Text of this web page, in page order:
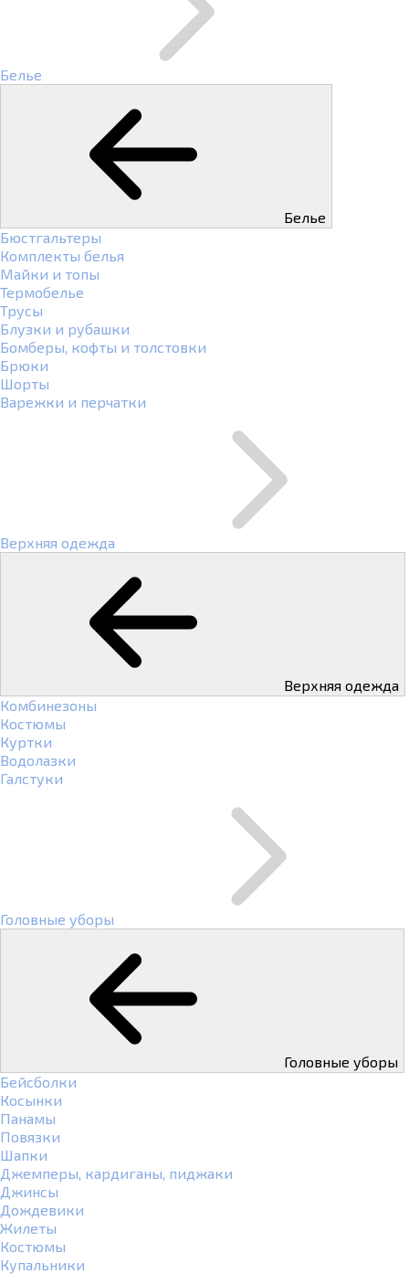
Белье
Белье
Бюстгальтеры
Комплекты белья
Майки и топы
Термобелье
Трусы
Блузки и рубашки
Бомберы, кофты и толстовки
Брюки
Шорты
Варежки и перчатки
Верхняя одежда
Верхняя одежда
Комбинезоны
Костюмы
Куртки
Водолазки
Галстуки
Головные уборы
Головные уборы
Бейсболки
Косынки
Панамы
Повязки
Шапки
Джемперы, кардиганы, пиджаки
Джинсы
Дождевики
Жилеты
Костюмы
Купальники